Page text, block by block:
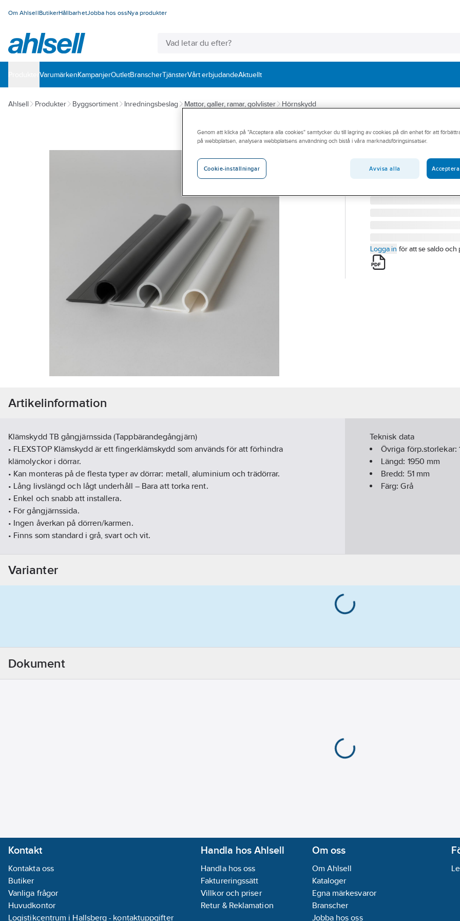
Om AhlsellButikerHållbarhetJobba hos ossNya produkter
VarumärkenKampanjerOutletBranscherTjänsterVårt erbjudandeAktuellt
Ahlsell Produkter Byggsortiment Inredningsbeslag Mattor, galler, ramar, golvlister Hörnskydd
FLEXSTOP
Klämskydd TB
KLÄMSKYDD TB GRÅ
Artikelnummer:
83863680
100421
Logga in för att se saldo och
Artikelinformation
Klämskydd TB gångjärnssida (Tappbärandegångjärn)
• FLEXSTOP Klämskydd är ett fingerklämskydd som används för att förhindra
klämolyckor i dörrar.
• Kan monteras på de flesta typer av dörrar: metall, aluminium och trädörrar.
• Lång livslängd och lågt underhåll – Bara att torka rent.
• Enkel och snabb att installera.
• För gångjärnssida.
• Ingen åverkan på dörren/karmen.
• Finns som standard i grå, svart och vit.
Lev. artikelnr:
Ean artikelnr: 7350156530177
Teknisk data
Övriga förp.storlekar:
Längd: 1950 mm
Bredd: 51mm
Färg:Grå
Varianter
Dokument
Kontakt
Kontakta oss
Butiker
Vanliga frågor
Huvudkontor
Logistikcentrum i Hallsberg - kontaktuppgifter
Handla hos Ahlsell
Handla hos oss
Faktureringssätt
Villkor och priser
Retur & Reklamation
Om oss
Om Ahlsell
Kataloger
Egna märkesvaror
Branscher
Jobba hos oss
Genom att klicka på "Acceptera alla cookies" samtycker du till lagring av cookies på din enhet för att
på webbplatsen, analysera webbplatsens användning och bistå i våra marknadsföringsinsatser.
Cookie-inställningar Avvisa alla